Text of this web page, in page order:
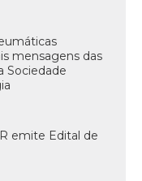
mensagens das
Sociedade
emite Edital de